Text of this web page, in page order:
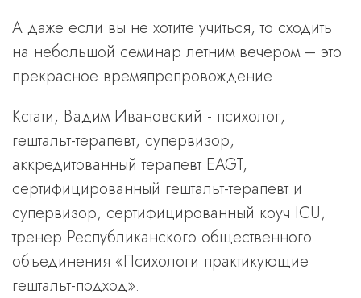
А даже если вы не хотите учиться, то сходить
на небольшой семинар летним вечером – это
прекрасное времяпрепровождение.
Кстати, Вадим Ивановский - психолог,
гештальт-терапевт, супервизор,
аккредитованный терапевт EAGT,
сертифицированный гештальт-терапевт и
супервизор, сертифицированный коуч ICU,
тренер Республиканского общественного
объединения «Психологи практикующие
гештальт-подход».